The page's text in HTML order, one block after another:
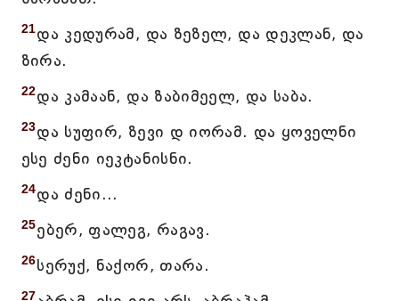
21და კედურამ, და ზეზელ, და დეკლან, და
ზირა.
22და კამაან, და ზაბიმეელ, და საბა.
23და სუფირ, ზევი დ იორამ. და ყოველნი
ესე ძენი იეკტანისნი.
24და ძენი...
25ებერ, ფალეგ, რაგავ.
26სერუქ, ნაქორ, თარა.
27